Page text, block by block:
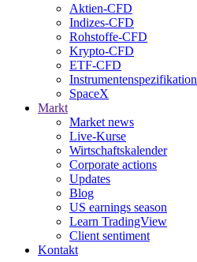
Aktien-CFD
Indizes-CFD
Rohstoffe-CFD
Krypto-CFD
ETF-CFD
Instrumentenspezifikation
SpaceX
Markt
Market news
Live-Kurse
Wirtschaftskalender
Corporate actions
Updates
Blog
US earnings season
Learn TradingView
Client sentiment
Kontakt